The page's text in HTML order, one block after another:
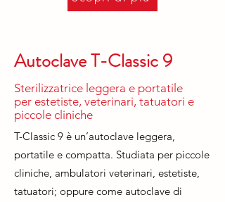
Autoclave T-Classic 9
Sterilizzatrice leggera e portatile
per estetiste, veterinari, tatuatori e
piccole cliniche
T-Classic 9 è un’autoclave leggera,
portatile e compatta. Studiata per piccole
cliniche, ambulatori veterinari, estetiste,
tatuatori; oppure come autoclave di